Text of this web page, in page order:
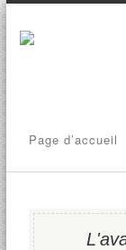
Page d’accueil